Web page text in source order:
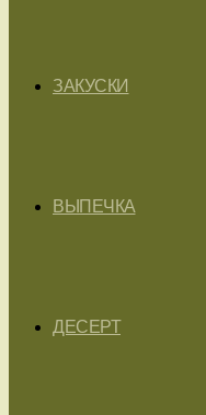
ЗАКУСКИ
ВЫПЕЧКА
ДЕСЕРТ